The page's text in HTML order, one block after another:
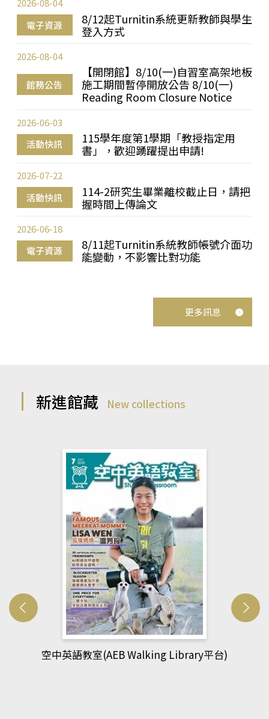
電子資源
8/12起Turnitin系統更新教師與學生
登入方式
2026-08-04
館務公告
【開閉館】8/10(一)自習室高架地板
施工期間暫停開放公告 8/10(一)
Reading Room Closure Notice
2026-08-04
活動快訊
115學年度第1學期「教授指定用
書」，歡迎踴躍提出申請!
2026-06-03
活動快訊
114-2研究生畢業離校截止日，請把
握時間上傳論文
2026-07-22
電子資源
8/11起Turnitin系統教師帳號介面功
能變動，不影響比對功能
2026-06-18
更多訊息
新進館藏 New collections
網管人(kono平台)